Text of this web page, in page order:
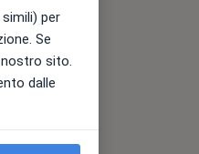
Gio,
13 Ago
per
Se
sito.
dalle